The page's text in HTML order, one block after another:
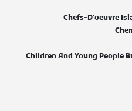
Chefs-D'oeuvre
Children And Young People